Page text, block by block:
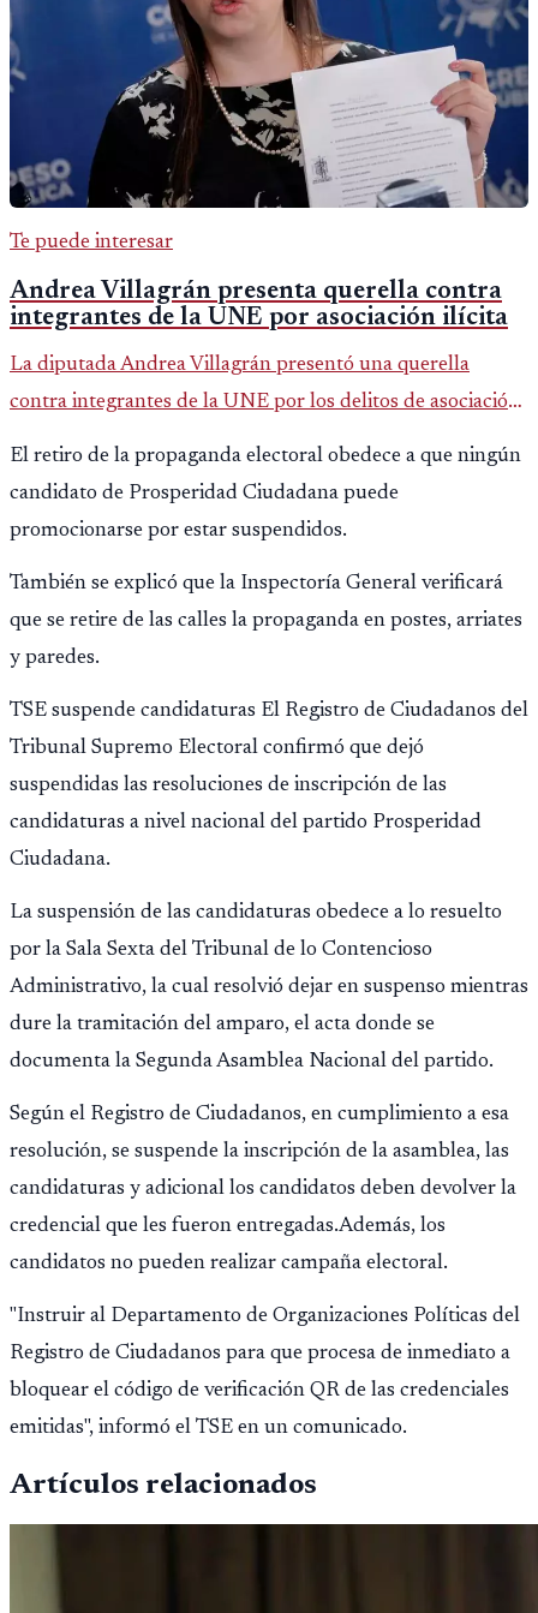
Te puede interesar
Andrea Villagrán presenta querella contra
integrantes de la UNE por asociación ilícita
La diputada Andrea Villagrán presentó una querella
contra integrantes de la UNE por los delitos de asociación
El retiro de la propaganda electoral obedece a que ningún
candidato de Prosperidad Ciudadana puede
promocionarse por estar suspendidos.
También se explicó que la Inspectoría General verificará
que se retire de las calles la propaganda en postes, arriates
y paredes.
TSE suspende candidaturas El Registro de Ciudadanos del
Tribunal Supremo Electoral confirmó que dejó
suspendidas las resoluciones de inscripción de las
candidaturas a nivel nacional del partido Prosperidad
Ciudadana.
La suspensión de las candidaturas obedece a lo resuelto
por la Sala Sexta del Tribunal de lo Contencioso
Administrativo, la cual resolvió dejar en suspenso mientras
dure la tramitación del amparo, el acta donde se
documenta la Segunda Asamblea Nacional del partido.
Según el Registro de Ciudadanos, en cumplimiento a esa
resolución, se suspende la inscripción de la asamblea, las
candidaturas y adicional los candidatos deben devolver la
credencial que les fueron entregadas.Además, los
candidatos no pueden realizar campaña electoral.
"Instruir al Departamento de Organizaciones Políticas del
Registro de Ciudadanos para que procesa de inmediato a
bloquear el código de verificación QR de las credenciales
emitidas", informó el TSE en un comunicado.
Artículos relacionados